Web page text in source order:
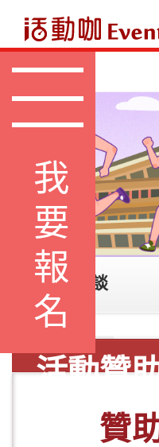
我要報名
活動贊助洽談
活動贊
贊